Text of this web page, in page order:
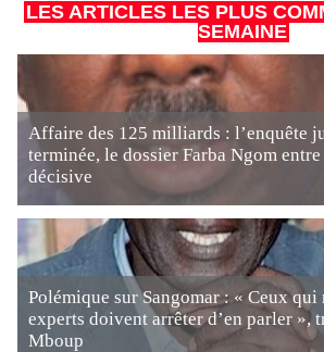
LES ARTICLES LES PLUS
SEMAINE
Affaire des 125 milliards : l’enquête
terminée, le dossier Farba Ngom entre
décisive
Polémique sur Sangomar : « Ceux qui
experts doivent arrêter d’en parler »,
Mboup